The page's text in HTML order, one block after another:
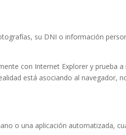
su DNI o información
con Internet Explorer y prueba
está asociando al navegador,
o una aplicación automatizada,